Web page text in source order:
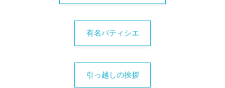
有名パティシエ
引っ越しの挨拶